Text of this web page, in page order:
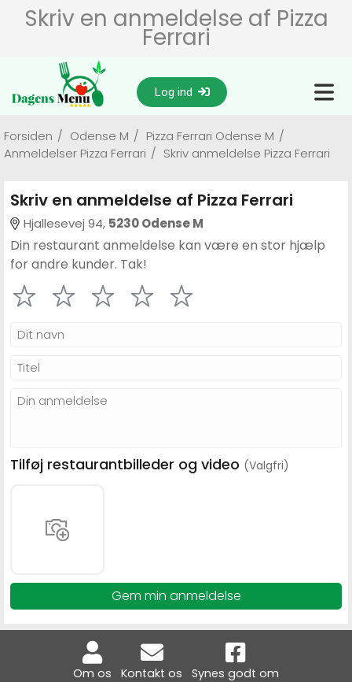
Skriv en anmeldelse af Pizza
Ferrari
Log ind
Forsiden / Odense M / Pizza Ferrari Odense M /
Anmeldelser Pizza Ferrari / Skriv anmeldelse Pizza Ferrari
Skriv en anmeldelse af Pizza Ferrari
Hjallesevej 94, 5230 Odense M
Din restaurant anmeldelse kan være en stor hjælp
for andre kunder. Tak!
Tilføj restaurantbilleder og video (Valgfri)
Gem min anmeldelse
Om os Kontakt os Synes godt om